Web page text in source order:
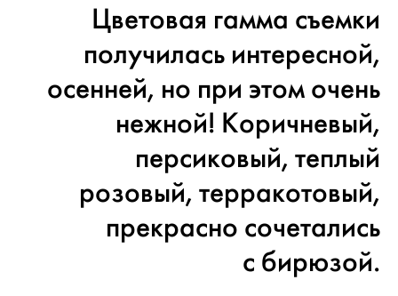
Цветовая гамма съемки
получилась интересной,
осенней, но при этом очень
нежной! Коричневый,
персиковый, теплый
розовый, терракотовый,
прекрасно сочетались
с бирюзой.